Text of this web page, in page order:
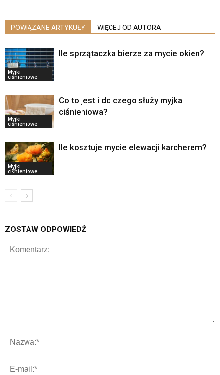
POWIĄZANE ARTYKUŁY WIĘCEJ OD AUTORA
Myjki
ciśnieniowe
Ile sprzątaczka bierze za mycie okien?
Myjki
ciśnieniowe
Co to jest i do czego służy myjka
ciśnieniowa?
Myjki
ciśnieniowe
Ile kosztuje mycie elewacji karcherem?
ZOSTAW ODPOWIEDŹ